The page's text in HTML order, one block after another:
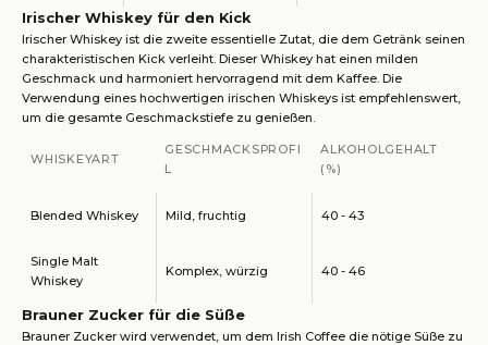
Irischer Whiskey für den Kick
Irischer Whiskey ist die zweite essentielle Zutat, die dem Getränk seinen
charakteristischen Kick verleiht. Dieser Whiskey hat einen milden
Geschmack und harmoniert hervorragend mit dem Kaffee. Die
Verwendung eines hochwertigen irischen Whiskeys ist empfehlenswert,
um die gesamte Geschmackstiefe zu genießen.
WHISKEYART
GESCHMACKSPROFI
L
ALKOHOLGEHALT
(%)
Blended Whiskey Mild, fruchtig 40 - 43
Single Malt
Whiskey
Komplex, würzig 40 - 46
Brauner Zucker für die Süße
Brauner Zucker wird verwendet, um dem Irish Coffee die nötige Süße zu